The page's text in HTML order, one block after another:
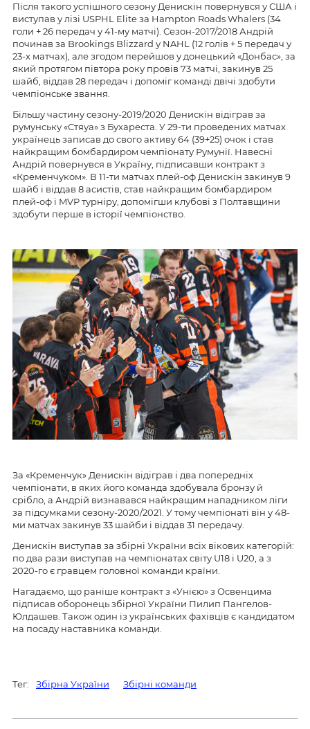
Після такого успішного сезону Денискін повернувся у США і
виступав у лізі USPHL Elite за Hampton Roads Whalers (34
голи + 26 передач у 41-му матчі). Сезон-2017/2018 Андрій
починав за Brookings Blizzard у NAHL (12 голів + 5 передач у
23-х матчах), але згодом перейшов у донецький «Донбас», за
який протягом півтора року провів 73 матчі, закинув 25
шайб, віддав 28 передач і допоміг команді двічі здобути
чемпіонське звання.
Більшу частину сезону-2019/2020 Денискін відіграв за
румунську «Стяуа» з Бухареста. У 29-ти проведених матчах
українець записав до свого активу 64 (39+25) очок і став
найкращим бомбардиром чемпіонату Румунії. Навесні
Андрій повернувся в Україну, підписавши контракт з
«Кременчуком». В 11-ти матчах плей-оф Денискін закинув 9
шайб і віддав 8 асистів, став найкращим бомбардиром
плей-оф і MVP турніру, допомігши клубові з Полтавщини
здобути перше в історії чемпіонство.
За «Кременчук» Денискін відіграв і два попередніх
чемпіонати, в яких його команда здобувала бронзу й
срібло, а Андрій визнавався найкращим нападником ліги
за підсумками сезону-2020/2021. У тому чемпіонаті він у 48-
ми матчах закинув 33 шайби і віддав 31 передачу.
Денискін виступав за збірні України всіх вікових категорій:
по два рази виступав на чемпіонатах світу U18 і U20, а з
2020-го є гравцем головної команди країни.
Нагадаємо, що раніше контракт з «Унією» з Освенцима
підписав оборонець збірної України Пилип Пангелов-
Юлдашев. Також один із українських фахівців є кандидатом
на посаду наставника команди.
Тег: Збірна України Збірні команди